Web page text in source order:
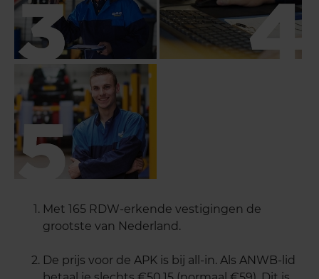
Met 165 RDW-erkende vestigingen de
grootste van Nederland.
De prijs voor de APK is bij all-in. Als ANWB-lid